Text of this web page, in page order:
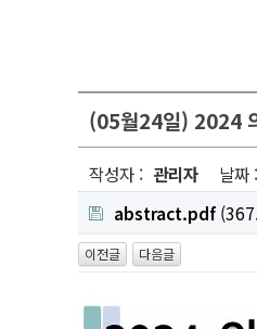
(05월24일) 2024
작성자 : 관리자 날짜 :
abstract.pdf
이전글 다음글